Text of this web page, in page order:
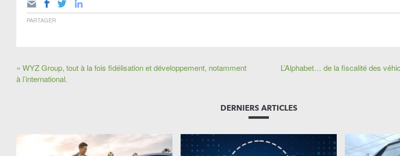
PARTAGER
« WYZ Group, tout à la fois fidélisation et développement, notamment
à l’international.
L’Alphabet… de la fiscalité des
DERNIERS ARTICLES